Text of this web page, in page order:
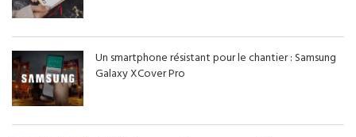
Un smartphone résistant pour le chantier : Samsung
Galaxy XCover Pro